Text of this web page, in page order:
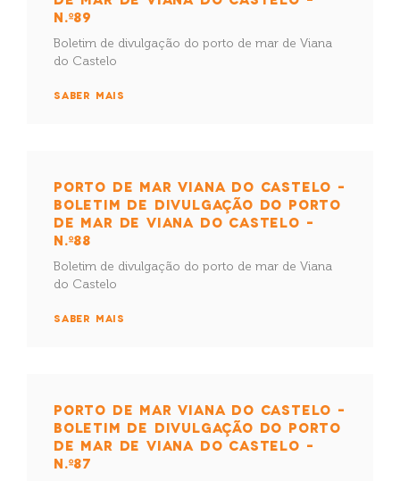
N.º89
Boletim de divulgação do porto de mar de Viana
do Castelo
SABER MAIS
PORTO DE MAR VIANA DO CASTELO –
BOLETIM DE DIVULGAÇÃO DO PORTO
DE MAR DE VIANA DO CASTELO –
N.º88
Boletim de divulgação do porto de mar de Viana
do Castelo
SABER MAIS
PORTO DE MAR VIANA DO CASTELO –
BOLETIM DE DIVULGAÇÃO DO PORTO
DE MAR DE VIANA DO CASTELO –
N.º87